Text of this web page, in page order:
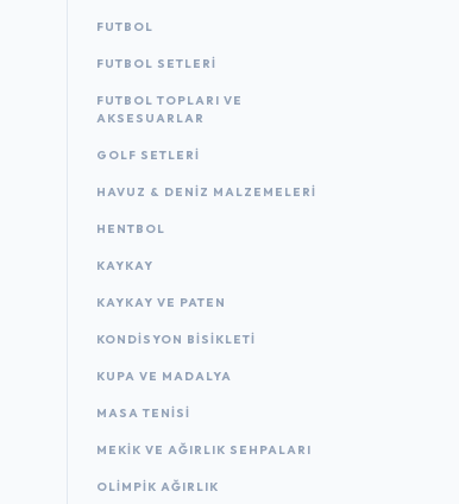
FUTBOL
FUTBOL SETLERI
FUTBOL TOPLARI VE
AKSESUARLAR
GOLF SETLERI
HAVUZ & DENIZ MALZEMELERI
HENTBOL
KAYKAY
KAYKAY VE PATEN
KONDISYON BISIKLETI
KUPA VE MADALYA
MASA TENISI
MEKIK VE AĞIRLIK SEHPALARI
OLIMPIK AĞIRLIK